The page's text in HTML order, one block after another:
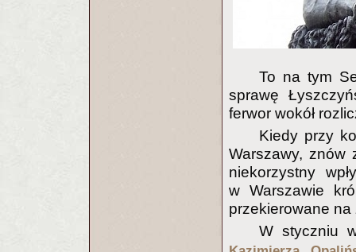
To na tym
sprawę
ferwor wokół
Kiedy przy
Warszawy, znów
niekorzystny
w Warszawie
przekierowane
W styczniu